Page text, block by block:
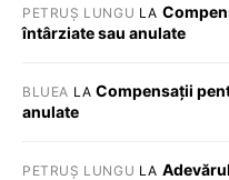
PETRUȘ LUNGU LA
întârziate sau anulate
BLUEA LACompensații
anulate
PETRUȘ LUNGU LA